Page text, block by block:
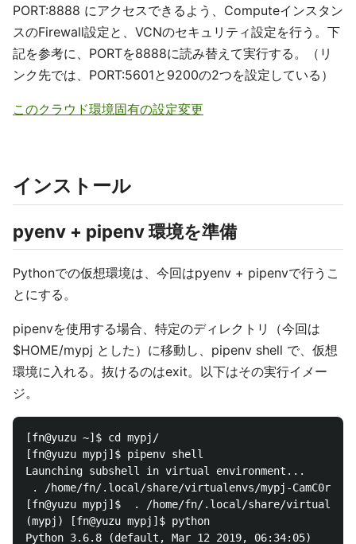
PORT:8888 にアクセスできるよう、Computeインスタン
スのFirewall設定と、VCNのセキュリティ設定を行う。下
記を参考に、PORTを8888に読み替えて実行する。（リ
ンク先では、PORT:5601と9200の2つを設定している）
このクラウド環境固有の設定変更
インストール
pyenv + pipenv 環境を準備
Pythonでの仮想環境は、今回はpyenv + pipenvで行うこ
とにする。
pipenvを使用する場合、特定のディレクトリ（今回は
$HOME/mypj とした）に移動し、pipenv shell で、仮想
環境に入れる。抜けるのはexit。以下はその実行イメー
ジ。
[fn@yuzu ~]$ cd mypj/
[fn@yuzu mypj]$ pipenv shell
Launching subshell in virtual environment...
. /home/fn/.local/share/virtualenvs/mypj-
[fn@yuzu mypj]$  . /home/fn/.local/share/
(mypj) [fn@yuzu mypj]$ python
Python 3.6.8 (default, Mar 12 2019, 06:34:05)